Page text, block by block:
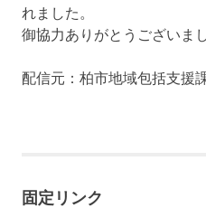
れました。
御協力ありがとうございまし
配信元：柏市地域包括支援
固定リンク